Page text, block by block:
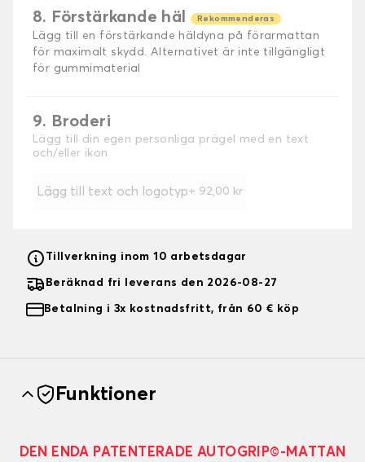
8. Förstärkande häl Rekommenderas
Lägg till en förstärkande häldyna på förarmattan
för maximalt skydd. Alternativet är inte tillgängligt
för gummimaterial
9. Broderi
Lägg till din egen personliga prägel med en text
och/eller ikon
Lägg till text och logotyp+ 92,00 kr
Tillverkning inom 10 arbetsdagar
Beräknad fri leverans den 2026-08-27
Betalning i 3x kostnadsfritt, från 60 € köp
Funktioner
DEN ENDA PATENTERADE AUTOGRIP©-MATTAN